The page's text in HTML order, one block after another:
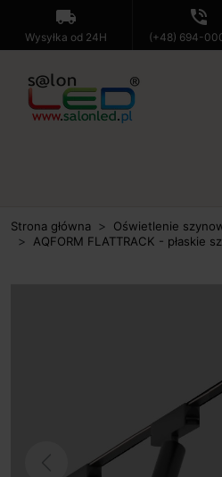
local_shipping
Wysyłka od 24H
phone_in_talk
(+48) 694-
Strona główna
Oświetlenie
AQFORM FLATTRACK - płaskie
Previous